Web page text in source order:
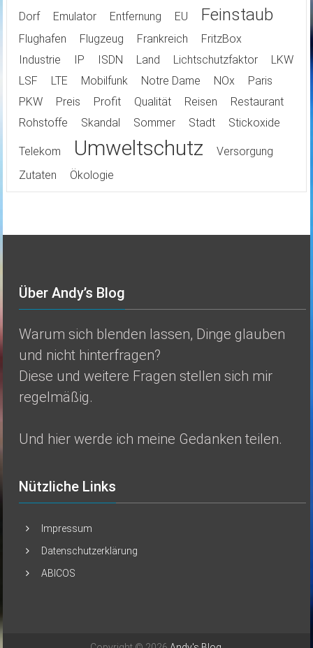
Dorf Emulator Entfernung EU Feinstaub
Flughafen Flugzeug Frankreich
FritzBox
Industrie
IP ISDN Land Lichtschutzfaktor
LKW
LSF
LTE Mobilfunk Notre Dame NOx
Paris
PKW
Preis Profit Qualität Reisen
Restaurant
Rohstoffe
Skandal Sommer Stadt Stickoxide
Telekom Umweltschutz
Versorgung
Zutaten
Ökologie
Über Andy’s Blog
Warum sich blenden lassen, Dinge glauben
und nicht hinterfragen?
Diese und weitere Fragen stellen sich mir
regelmäßig.
Und hier werde ich meine Gedanken teilen.
Nützliche Links
Impressum
Datenschutzerklärung
ABICOS